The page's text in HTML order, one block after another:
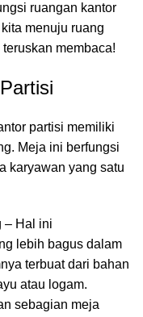
ruangan kantor
menuju ruang
membaca!
partisi memiliki
Meja ini berfungsi
karyawan yang satu
– Hal ini
lebih bagus dalam
terbuat dari bahan
atau logam.
sebagian meja